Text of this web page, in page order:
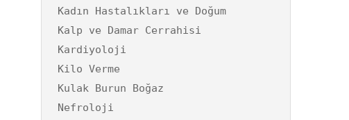
Kadın Hastalıkları ve Doğum
Kalp ve Damar Cerrahisi
Kardiyoloji
Kilo Verme
Kulak Burun Boğaz
Nefroloji